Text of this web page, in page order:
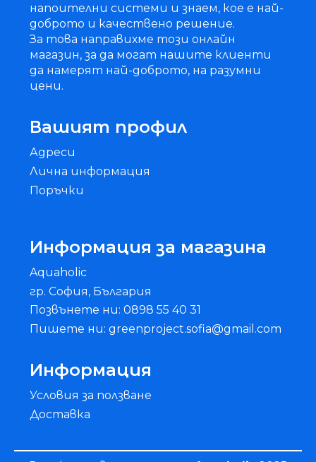
напоителни системи и знаем, кое е най-
доброто и качествено решение.
За това направихме този онлайн
магазин, за да могат нашите клиенти
да намерят най-доброто, на разумни
цени.
Вашият профил
Адреси
Лична информация
Поръчки
Информация за магазина
Aquaholic
гр. София, България
Позвънете ни: 0898 55 40 31
Пишете ни: greenproject.sofia@gmail.com
Информация
Условия за ползване
Доставка